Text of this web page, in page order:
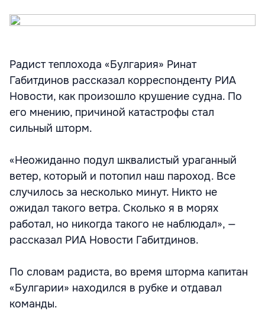
Радист теплохода «Булгария» Ринат
Габитдинов рассказал корреспонденту РИА
Новости, как произошло крушение судна. По
его мнению, причиной катастрофы стал
сильный шторм.
«Неожиданно подул шквалистый ураганный
ветер, который и потопил наш пароход. Все
случилось за несколько минут. Никто не
ожидал такого ветра. Сколько я в морях
работал, но никогда такого не наблюдал», —
рассказал РИА Новости Габитдинов.
По словам радиста, во время шторма капитан
«Булгарии» находился в рубке и отдавал
команды.